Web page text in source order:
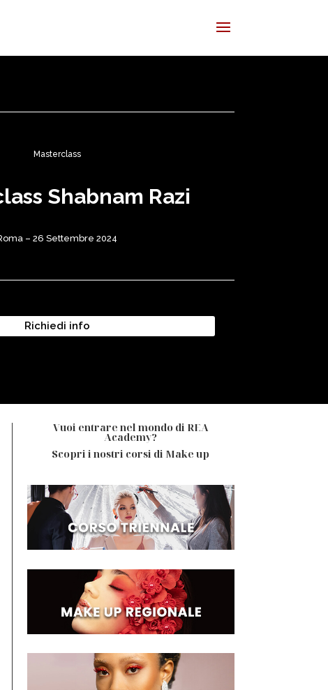
Masterclass
Shabnam Razi
– 26 Settembre 2024
Richiedi info
Vuoi entrare nel mondo di REA
Academy?
Scopri i nostri corsi di Make up